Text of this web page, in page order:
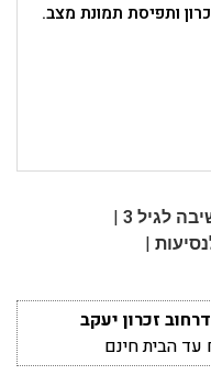
ותפיסת תמונת מצב.
לגיל 3 |
|
זכרון יעקב